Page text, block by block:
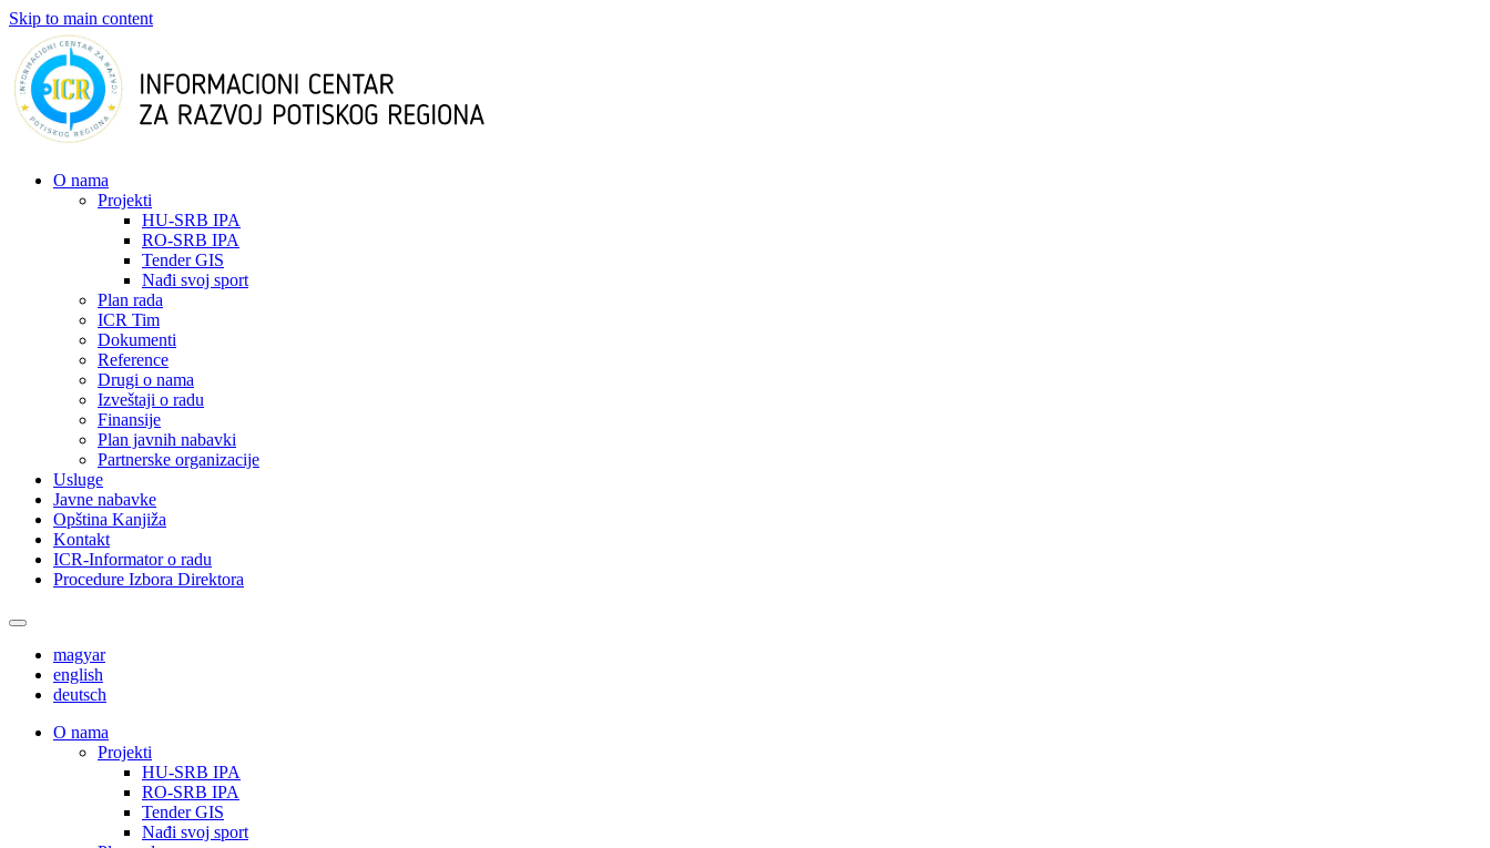
Skip to main content
О nama
Projekti
HU-SRB IPA
RO-SRB IPA
Tender GIS
Nađi svoj sport
Plan rada
ICR Tim
Dokumenti
Reference
Drugi o nama
Izveštaji o radu
Finansije
Plan javnih nabavki
Partnerske organizacije
Usluge
Javne nabavke
Opština Kanjiža
Kontakt
ICR-Informator o radu
Procedure Izbora Direktora
magyar
english
deutsch
О nama
Projekti
HU-SRB IPA
RO-SRB IPA
Tender GIS
Nađi svoj sport